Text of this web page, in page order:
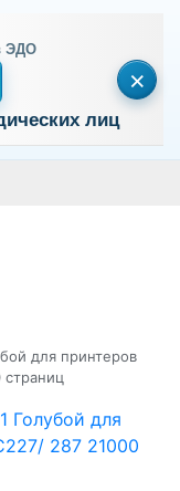
ЭДО
лиц
×
для принтеров